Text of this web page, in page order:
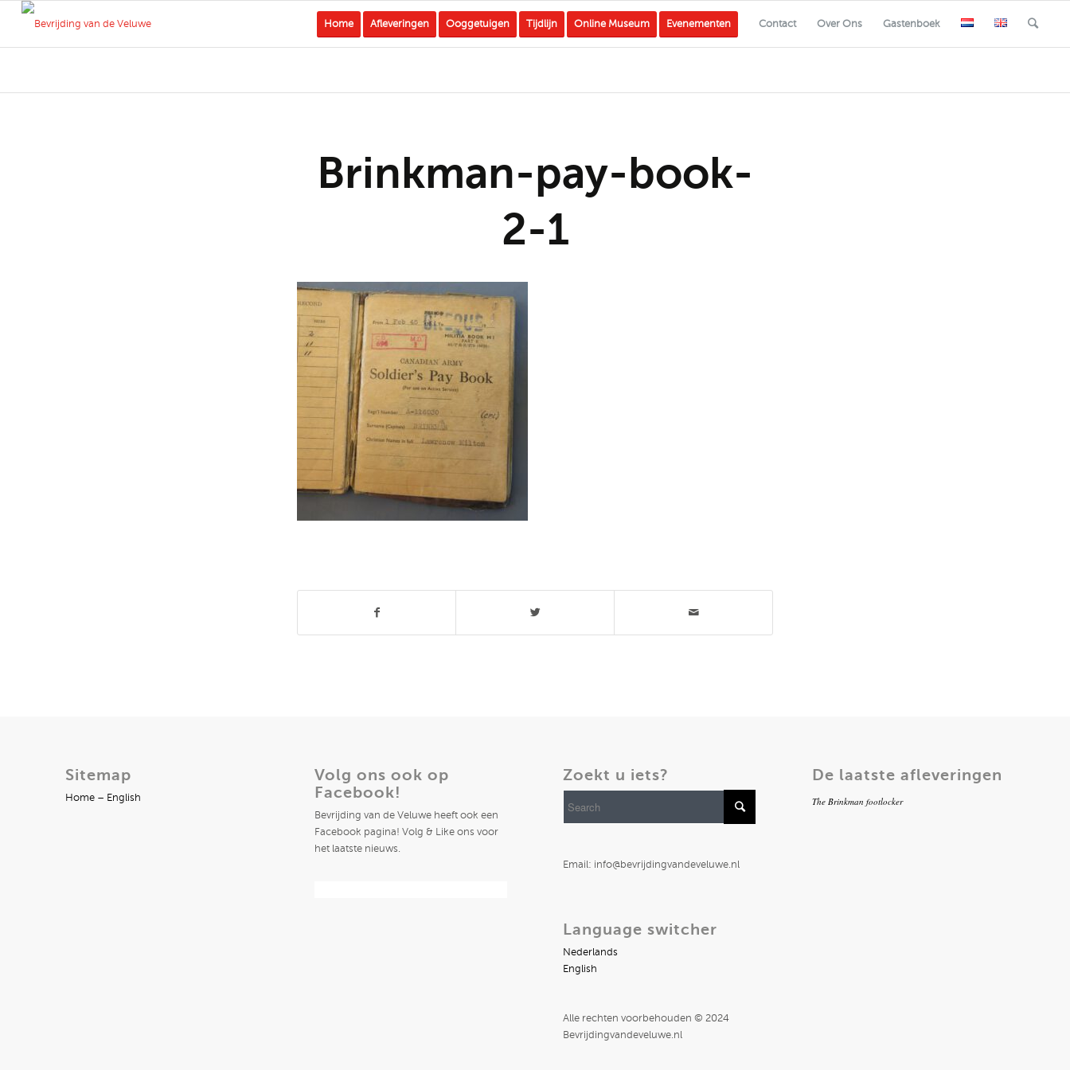
Home Afleveringen Ooggetuigen Tijdlijn Online Museum Evenementen Contact Over Ons Gastenboek
Brinkman-pay-book-
2-1
Sitemap
Home – English
Volg ons ook op
Facebook!
Bevrijding van de Veluwe heeft ook een
Facebook pagina! Volg & Like ons voor
het laatste nieuws.
Zoekt u iets?
Email: info@bevrijdingvandeveluwe.nl
Language switcher
Nederlands
English
Alle rechten voorbehouden © 2024
Bevrijdingvandeveluwe.nl
De laatste afleveringen
The Brinkman footlocker